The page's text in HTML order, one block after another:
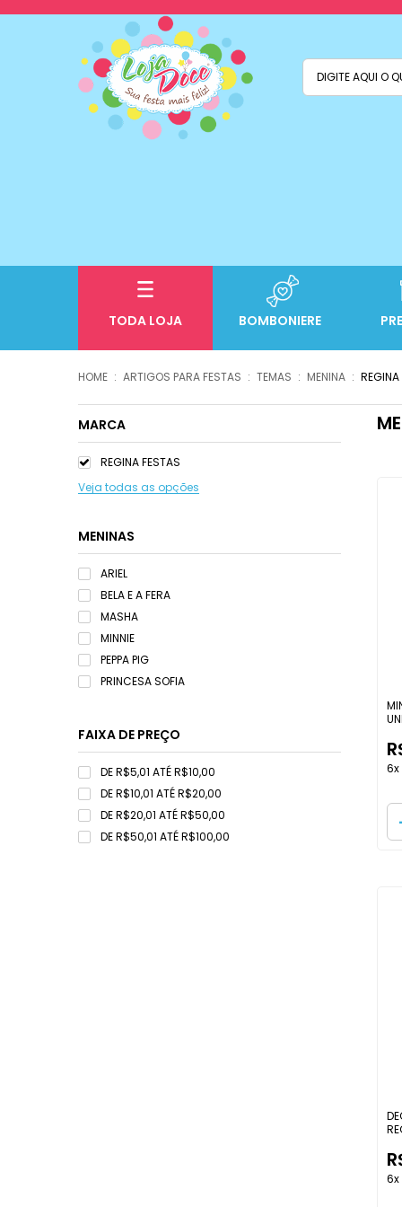
TODA LOJA BOMBONIERE
ARTIGOS PARA FESTAS TEMAS MENINA REGINA
MARCA
REGINA FESTAS
Veja todas as opções
MENINAS
ARIEL
BELA E A FERA
MASHA
MINNIE
PEPPA PIG
PRINCESA SOFIA
FAIXA DE PREÇO
DE R$5,01 ATÉ R$10,00
DE R$10,01 ATÉ R$20,00
DE R$20,01 ATÉ R$50,00
DE R$50,01 ATÉ R$100,00
6x
6x